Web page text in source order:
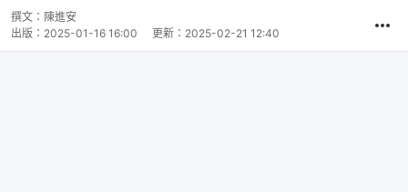
撰文： 陳進安
出版： 2025-01-16 16:00 更新： 2025-02-21 12:40